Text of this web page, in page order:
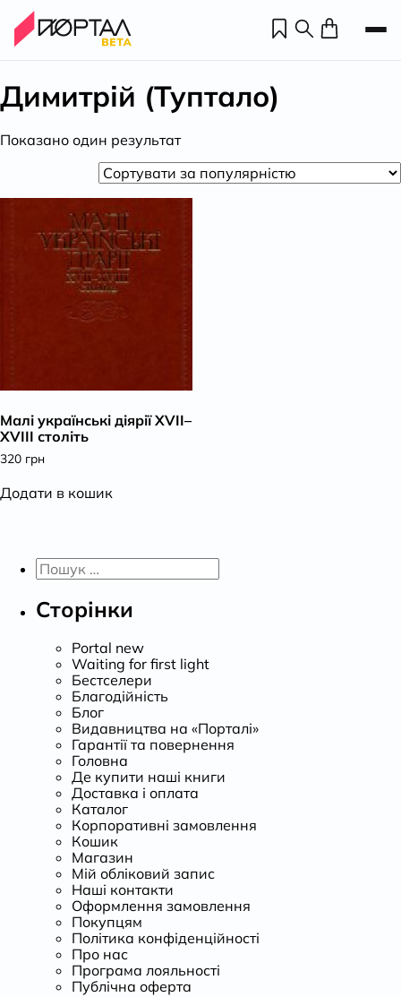
Димитрій (Туптало)
Показано один результат
Малі українські діярії XVII–
XVIII століть
320 грн
Додати в кошик
Пошук:
Сторінки
Portal new
Waiting for first light
Бестселери
Благодійність
Блог
Видавництва на «Порталі»
Гарантії та повернення
Головна
Де купити наші книги
Доставка і оплата
Каталог
Корпоративні замовлення
Кошик
Магазин
Мій обліковий запис
Наші контакти
Оформлення замовлення
Покупцям
Політика конфіденційності
Про нас
Програма лояльності
Публічна оферта